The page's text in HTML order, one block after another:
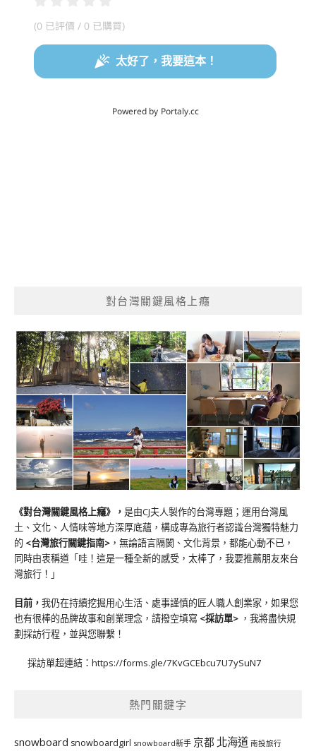
對台灣關鍵風格上癮
《對台灣關鍵風格上癮》 ， 是由CJ夫人製作的台灣專題；運用台灣風
土、文化、人情味等地方深厚底蘊，構成專為旅行者認識台灣獨特魅力
的 <台灣旅行關鍵指南> ，無論語言隔閡、文化背景，都能心動不已，
同時由衷稱道「哇！這是一種全新的感受，太棒了，我要推薦朋友來台
灣旅行！」
目前， 我仍在持續挖掘用心生活、處事謹慎的匠人職人創業家，如果您
也有很棒的品牌故事和創業理念，請撥空填寫 <採訪單> ，我將盡快規
劃採訪行程，並與您聯繫！
採訪單超連結： https://forms.gle/7KvGCEbcu7U7ySuN7
熱門關鍵字
snowboard snowboardgirl snowboard新手 京都 北海道 南投旅行